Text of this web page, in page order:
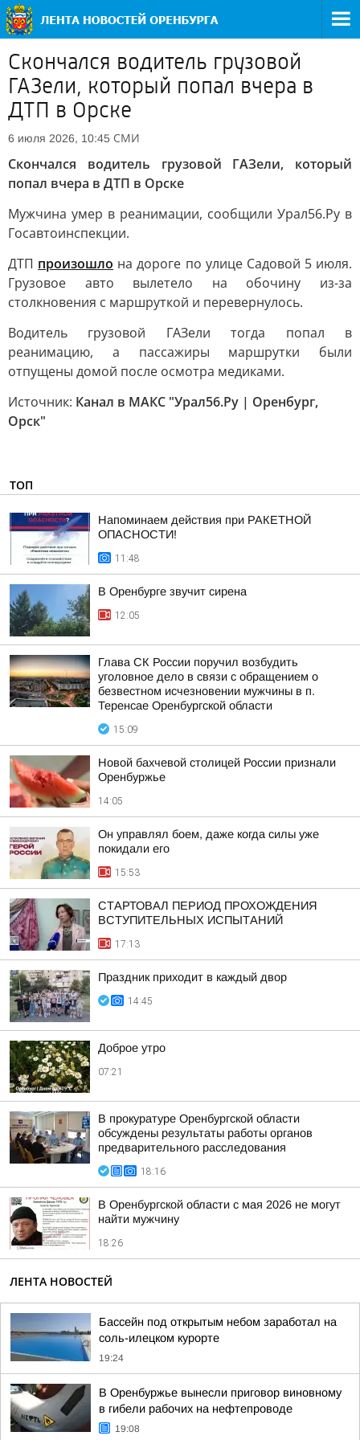
Скончался водитель грузовой
ГАЗели, который попал вчера в
ДТП в Орске
6 июля 2026, 10:45 СМИ
Скончался водитель грузовой ГАЗели, который
попал вчера в ДТП в Орске
Мужчина умер в реанимации, сообщили Урал56.Ру в
Госавтоинспекции.
ДТП произошло на дороге по улице Садовой 5 июля.
Грузовое авто вылетело на обочину из-за
столкновения с маршруткой и перевернулось.
Водитель грузовой ГАЗели тогда попал в
реанимацию, а пассажиры маршрутки были
отпущены домой после осмотра медиками.
Источник: Канал в МАКС "Урал56.Ру | Оренбург,
Орск"
ТОП
Напоминаем действия при РАКЕТНОЙ
ОПАСНОСТИ!
11:48
В Оренбурге звучит сирена
12:05
Глава СК России поручил возбудить
уголовное дело в связи с обращением о
безвестном исчезновении мужчины в п.
Теренсае Оренбургской области
15:09
Новой бахчевой столицей России признали
Оренбуржье
14:05
Он управлял боем, даже когда силы уже
покидали его
15:53
СТАРТОВАЛ ПЕРИОД ПРОХОЖДЕНИЯ
ВСТУПИТЕЛЬНЫХ ИСПЫТАНИЙ
17:13
Праздник приходит в каждый двор
14:45
Доброе утро
07:21
В прокуратуре Оренбургской области
обсуждены результаты работы органов
предварительного расследования
18:16
В Оренбургской области с мая 2026 не могут
найти мужчину
18:26
ЛЕНТА НОВОСТЕЙ
Бассейн под открытым небом заработал на
соль-илецком курорте
19:24
В Оренбуржье вынесли приговор виновному
в гибели рабочих на нефтепроводе
19:08